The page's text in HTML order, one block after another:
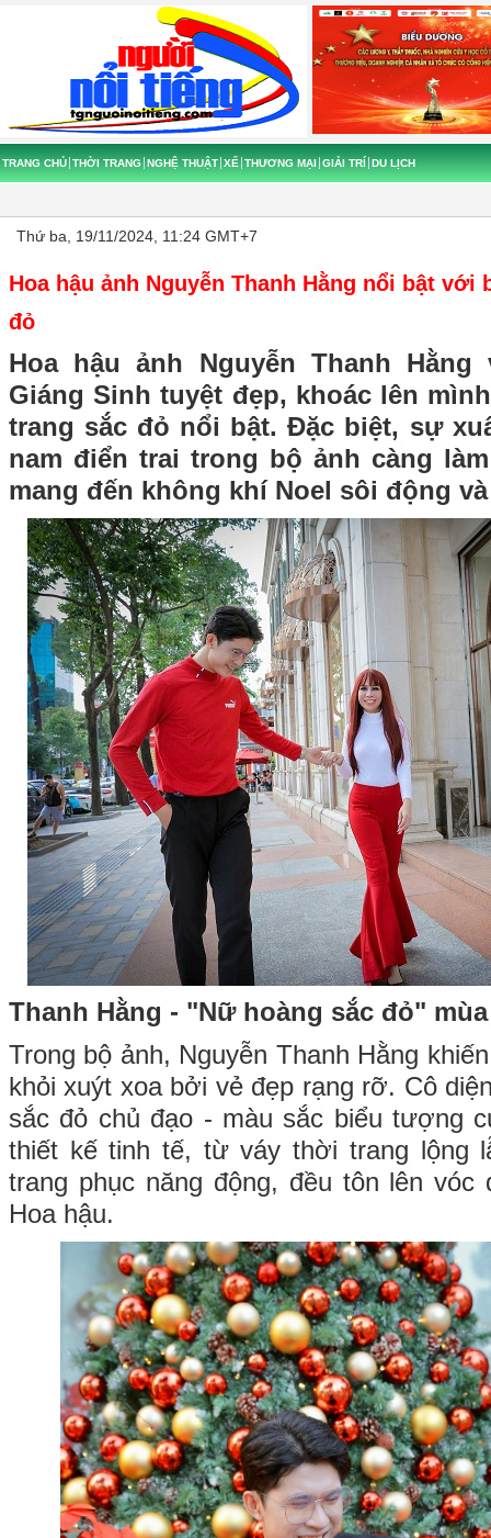
TRANG CHỦ THỜI TRANG NGHỆ THUẬT XẾ THƯƠNG MẠI GIẢI TRÍ DU LỊCH
Thứ ba, 19/11/2024, 11:24 GMT+7
Hoa hậu ảnh Nguyễn Thanh Hằng nổi bật với
đỏ
Hoa hậu ảnh Nguyễn Thanh
Giáng Sinh tuyệt đẹp, khoác lên
trang sắc đỏ nổi bật. Đặc biệt, sự
nam điển trai trong bộ ảnh càng
mang đến không khí Noel sôi động
Thanh Hằng - "Nữ hoàng sắc đỏ"
Trong bộ ảnh, Nguyễn Thanh Hằng
khỏi xuýt xoa bởi vẻ đẹp rạng rỡ. Cô
sắc đỏ chủ đạo - màu sắc biểu tượng
thiết kế tinh tế, từ váy thời trang lộng
trang phục năng động, đều tôn lên vóc
Hoa hậu.